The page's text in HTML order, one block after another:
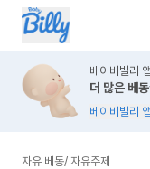
베이비빌리
더 많은 베
베이비빌리
자유 베동/ 자유주제